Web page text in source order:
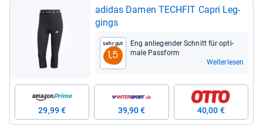
adi­das Damen TECH­FIT Capri Leg­
gings
Sehr gut
1,5
Eng anlie­gen­der Schnitt für opti­
male Pass­form
Weiterlesen
29,99 € 39,90 € 40,00 €